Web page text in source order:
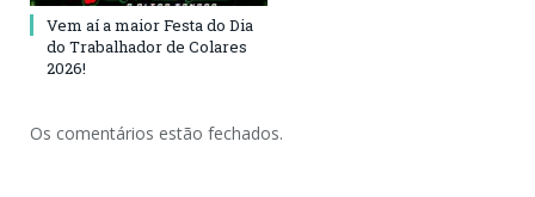
Vem aí a maior Festa do Dia
do Trabalhador de Colares
2026!
Os comentários estão fechados.